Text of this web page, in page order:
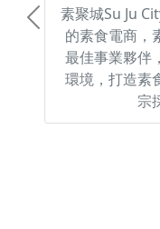
素聚城Su Ju
的素食電商，
最佳事業夥伴
環境，打造素
宗
Previous